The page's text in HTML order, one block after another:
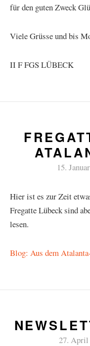
für den guten Zweck
Viele Grüsse und bis
II F FGS LÜBECK
15.
Hier ist es zur Zeit
Fregatte Lübeck sind
lesen.
Blog: Aus dem
27. April